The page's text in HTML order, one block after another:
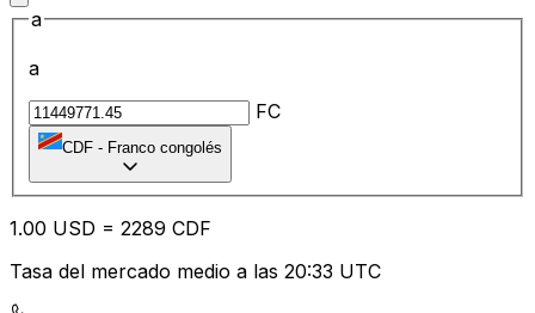
a
a
FC
CDF - Franco congolés
1.00 USD = 2289 CDF
Tasa del mercado medio a las 20:33 UTC